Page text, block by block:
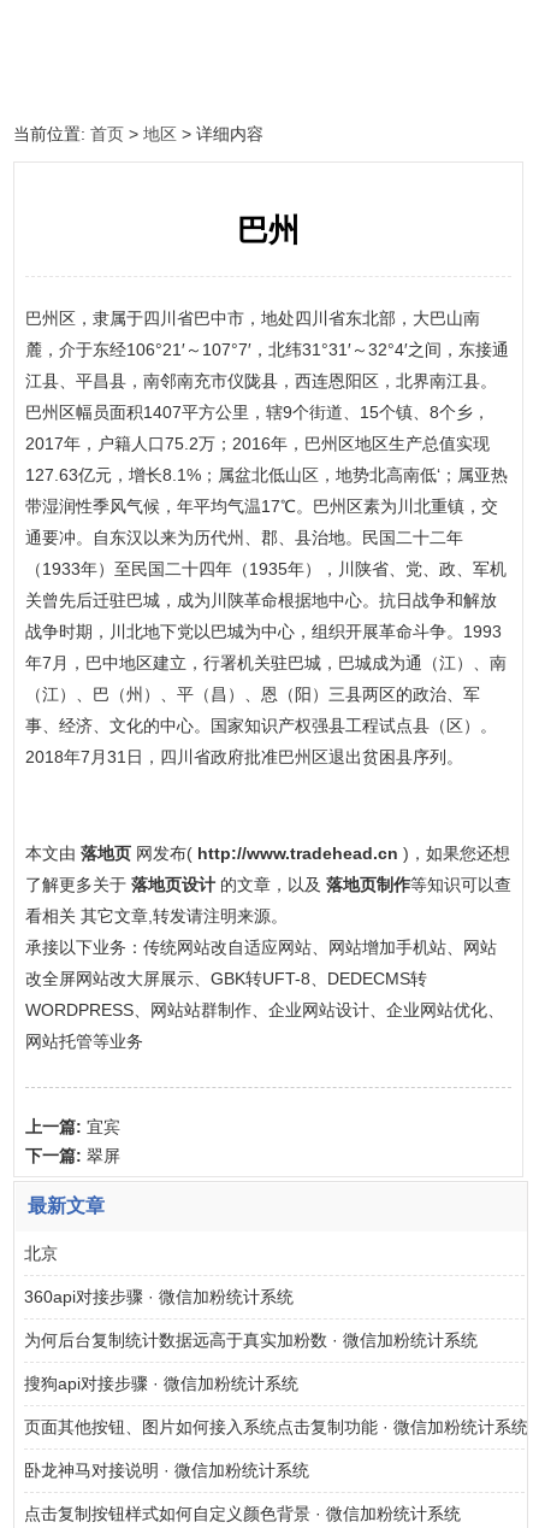
当前位置:首页 >地区 > 详细内容
巴州
巴州区，隶属于四川省巴中市，地处四川省东北部，大巴山南
麓，介于东经106°21′～107°7′，北纬31°31′～32°4′之间，东接通
江县、平昌县，南邻南充市仪陇县，西连恩阳区，北界南江县。
巴州区幅员面积1407平方公里，辖9个街道、15个镇、8个乡，
2017年，户籍人口75.2万；2016年，巴州区地区生产总值实现
127.63亿元，增长8.1%；属盆北低山区，地势北高南低‘；属亚热
带湿润性季风气候，年平均气温17℃。巴州区素为川北重镇，交
通要冲。自东汉以来为历代州、郡、县治地。民国二十二年
（1933年）至民国二十四年（1935年），川陕省、党、政、军机
关曾先后迁驻巴城，成为川陕革命根据地中心。抗日战争和解放
战争时期，川北地下党以巴城为中心，组织开展革命斗争。1993
年7月，巴中地区建立，行署机关驻巴城，巴城成为通（江）、南
（江）、巴（州）、平（昌）、恩（阳）三县两区的政治、军
事、经济、文化的中心。国家知识产权强县工程试点县（区）。
2018年7月31日，四川省政府批准巴州区退出贫困县序列。
本文由 落地页 网发布( http://www.tradehead.cn )，如果您还想
了解更多关于 落地页设计 的文章，以及 落地页制作等知识可以查
看相关 其它文章,转发请注明来源。
承接以下业务：传统网站改自适应网站、网站增加手机站、网站
改全屏网站改大屏展示、GBK转UFT-8、DEDECMS转
WORDPRESS、网站站群制作、企业网站设计、企业网站优化、
网站托管等业务
上一篇: 宜宾
下一篇: 翠屏
最新文章
北京
360api对接步骤 · 微信加粉统计系统
为何后台复制统计数据远高于真实加粉数 · 微信加粉统计系统
搜狗api对接步骤 · 微信加粉统计系统
页面其他按钮、图片如何接入系统点击复制功能 · 微信加粉统计系统
卧龙神马对接说明 · 微信加粉统计系统
点击复制按钮样式如何自定义颜色背景 · 微信加粉统计系统